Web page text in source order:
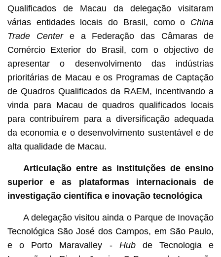
Qualificados de Macau da delegação visitaram
várias entidades locais do Brasil, como o China
Trade Centere a Federação das Câmaras de
Comércio Exterior do Brasil, com o objectivo de
apresentar o desenvolvimento das indústrias
prioritárias de Macau e os Programas de Captação
de Quadros Qualificados da RAEM, incentivando a
vinda para Macau de quadros qualificados locais
para contribuírem para a diversificação adequada
da economia e o desenvolvimento sustentável e de
alta qualidade de Macau.
Articulação entre as instituições de ensino
superior e as plataformas internacionais de
investigação científica e inovação tecnológica
A delegação visitou ainda o Parque de Inovação
Tecnológica São José dos Campos, em São Paulo,
e o Porto Maravalley - Hubde Tecnologia e